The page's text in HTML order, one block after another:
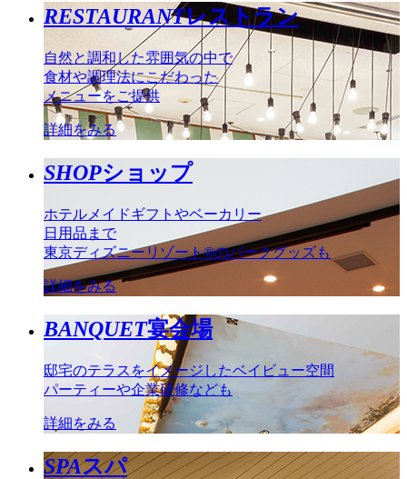
RESTAURANTレストラン
自然と調和した雰囲気の中で
食材や調理法にこだわった
メニューをご提供
詳細をみる
SHOPショップ
ホテルメイドギフトやベーカリー
日用品まで
東京ディズニーリゾート®のパークグッズも
詳細をみる
BANQUET宴会場
邸宅のテラスをイメージしたベイビュー空間
パーティーや企業研修なども
詳細をみる
SPAスパ